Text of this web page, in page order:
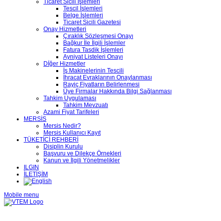
Ticaret Sicili İşlemleri
Tescil İşlemleri
Belge İşlemleri
Ticaret Sicili Gazetesi
Onay Hizmetleri
Çıraklık Sözleşmesi Onayı
Bağkur İle İlgili İşlemler
Fatura Tasdik İşlemleri
Ayniyat Listeleri Onayı
Dİğer Hizmetler
İş Makinelerinin Tescili
İhracat Evraklarının Onaylanması
Rayiç Fiyatların Belirlenmesi
Üye Firmalar Hakkında Bilgi Sağlanması
Tahkim Uygulaması
Tahkim Mevzuatı
Azami Fiyat Tarifeleri
MERSİS
Mersis Nedir?
Mersis Kullanıcı Kayıt
TÜKETİCİ REHBERİ
Disiplin Kurulu
Başvuru ve Dilekçe Örnekleri
Kanun ve İlgili Yönetmelikler
ILGIN
İLETİŞİM
Mobile menu